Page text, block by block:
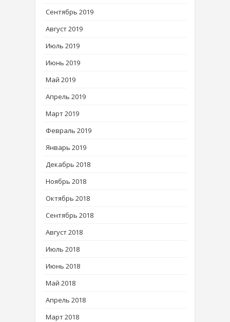
Сентябрь 2019
Август 2019
Июль 2019
Июнь 2019
Май 2019
Апрель 2019
Март 2019
Февраль 2019
Январь 2019
Декабрь 2018
Ноябрь 2018
Октябрь 2018
Сентябрь 2018
Август 2018
Июль 2018
Июнь 2018
Май 2018
Апрель 2018
Март 2018